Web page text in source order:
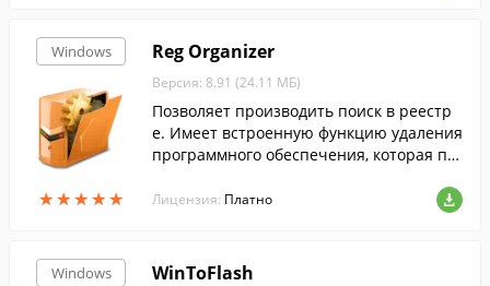
Windows
★★★★★
★★★★★
Reg Organizer
Версия: 8.91 (24.11 МБ)
Позволяет производить поиск в реестр
е. Имеет встроенную функцию удаления
программного обеспечения, которая по
рограмм без остатков....
Лицензия: Платно
Windows WinToFlash